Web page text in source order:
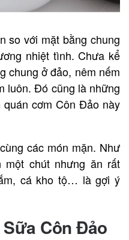
so với mặt bằng chung
nhiệt tình. Chưa kể
chung ở đảo, nêm nếm
luôn. Đó cũng là những
cơm Côn Đảo này
các món mặn. Như
chút nhưng ăn rất
cá kho tộ… là gợi ý
Côn Đảo